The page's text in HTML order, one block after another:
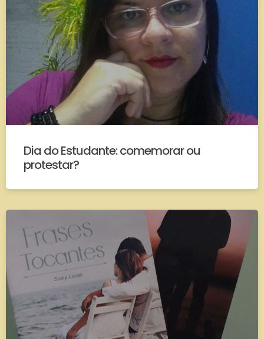
Dia do Estudante: comemorar ou
protestar?